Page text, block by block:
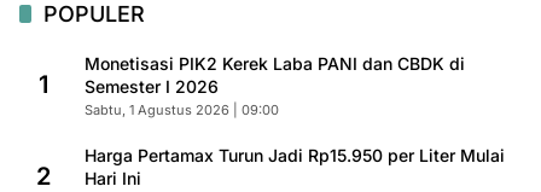
POPULER
1
Monetisasi PIK2 Kerek Laba PANI dan CBDK di
Semester I 2026
Sabtu, 1 Agustus 2026 | 09:00
2
Harga Pertamax Turun Jadi Rp15.950 per Liter Mulai
Hari Ini